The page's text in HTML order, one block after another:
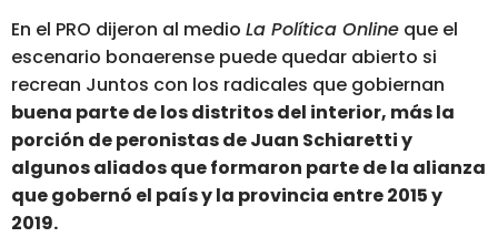
En el PRO dijeron al medio La Política Online que el
escenario bonaerense puede quedar abierto si
recrean Juntos con los radicales que gobiernan
buena parte de los distritos del interior, más la
porción de peronistas de Juan Schiaretti y
algunos aliados que formaron parte de la alianza
que gobernó el país y la provincia entre 2015 y
2019.